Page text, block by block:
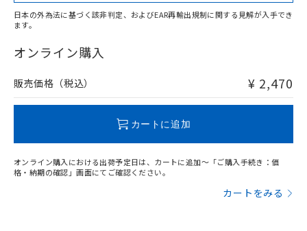
在庫等で未対応品が混在する可能性があります。
問い合わせください。
日本の外為法に基づく該非判定、およびEAR再輸出規制に関する見解が入手でき
ます。
オンライン購入
販売価格（税込） ¥ 2,470
カートに追加
オンライン購入における出荷予定日は、カートに追加～「ご購入手続き：価
格・納期の確認」画面にてご確認ください。
カートをみる